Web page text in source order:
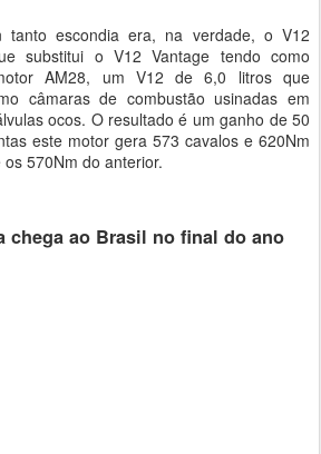
escondia era, na verdade, o V12
substitui o V12 Vantage tendo como
AM28, um V12 de 6,0 litros que
câmaras de combustão usinadas em
ocos. O resultado é um ganho de 50
este motor gera 573 cavalos e 620Nm
570Nm do anterior.
chega ao Brasil no final do ano